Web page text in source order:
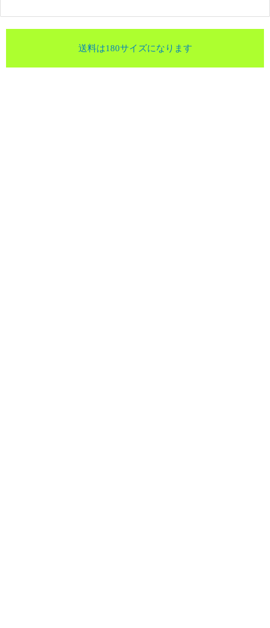
送料は180サイズになります